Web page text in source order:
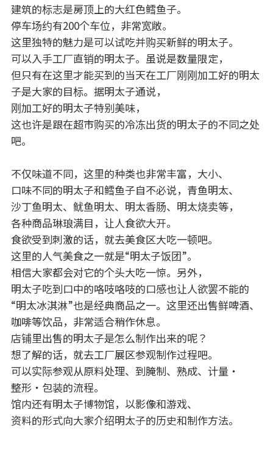
建筑的标志是房顶上的大红色鳕鱼子。
停车场约有200个车位，非常宽敞。
这里独特的魅力是可以试吃并购买新鲜的明太子。
可以入手工厂直销的明太子。虽说是数量限定，
但只有在这里才能买到的当天在工厂刚刚加工好的明太
子是大家的目标。据明太子通说，
刚加工好的明太子特别美味，
这也许是跟在超市购买的冷冻出货的明太子的不同之处
吧。
不仅味道不同，这里的种类也非常丰富，大小、
口味不同的明太子和鳕鱼子自不必说，青鱼明太、
沙丁鱼明太、鱿鱼明太、明太香肠、明太烧卖等，
各种商品琳琅满目，让人食欲大开。
食欲受到刺激的话，就去美食区大吃一顿吧。
这里的人气美食之一就是“明太子饭团”。
相信大家都会对它的个头大吃一惊。另外，
明太子吃到口中的咯吱咯吱的口感也让人欲罢不能的
“明太冰淇淋”也是经典商品之一。这里还出售鲜啤酒、
咖啡等饮品，非常适合稍作休息。
店铺里出售的明太子是怎么制作出来的呢？
想了解的话，就去工厂展区参观制作过程吧。
可以实际参观从原料处理、到腌制、熟成、计量・
整形・包装的流程。
馆内还有明太子博物馆，以影像和游戏、
资料的形式向大家介绍明太子的历史和制作方法。